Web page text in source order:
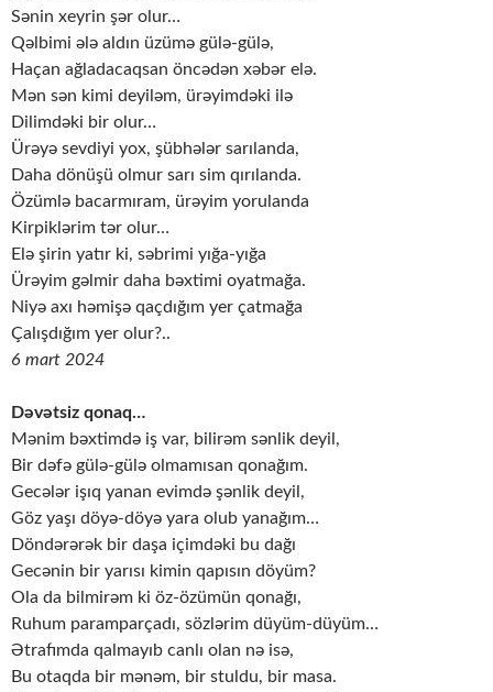
Sənin xeyrin şər olur…
Qəlbimi ələ aldın üzümə gülə-gülə,
Haçan ağladacaqsan öncədən xəbər elə.
Mən sən kimi deyiləm, ürəyimdəki ilə
Dilimdəki bir olur…
Ürəyə sevdiyi yox, şübhələr sarılanda,
Daha dönüşü olmur sarı sim qırılanda.
Özümlə bacarmıram, ürəyim yorulanda
Kirpiklərim tər olur…
Elə şirin yatır ki, səbrimi yığa-yığa
Ürəyim gəlmir daha bəxtimi oyatmağa.
Niyə axı həmişə qaçdığım yer çatmağa
Çalışdığım yer olur?..
6 mart 2024
Dəvətsiz qonaq…
Mənim bəxtimdə iş var, bilirəm sənlik deyil,
Bir dəfə gülə-gülə olmamısan qonağım.
Gecələr işıq yanan evimdə şənlik deyil,
Göz yaşı döyə-döyə yara olub yanağım…
Döndərərək bir daşa içimdəki bu dağı
Gecənin bir yarısı kimin qapısın döyüm?
Ola da bilmirəm ki öz-özümün qonağı,
Ruhum paramparçadı, sözlərim düyüm-düyüm…
Ətrafımda qalmayıb canlı olan nə isə,
Bu otaqda bir mənəm, bir stuldu, bir masa.